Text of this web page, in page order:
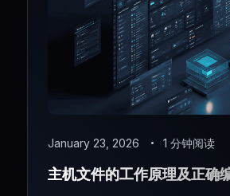
January 23, 2026 1 分钟阅读
主机文件的工作原理及正确